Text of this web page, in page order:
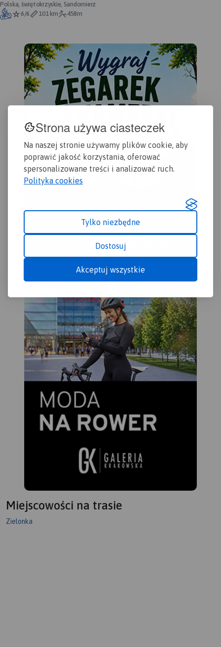
Strona używa ciasteczek
Na naszej stronie używamy plików cookie, aby
poprawić jakość korzystania, oferować
spersonalizowane treści i analizować ruch.
Polityka cookies
Tylko niezbędne
Dostosuj
Akceptuj wszystkie
Annopol - oficjalny przebieg
Polska, świętokrzyskie, Sandomierz
6/6
101 km 458m
Miejscowości na trasie
Zielonka